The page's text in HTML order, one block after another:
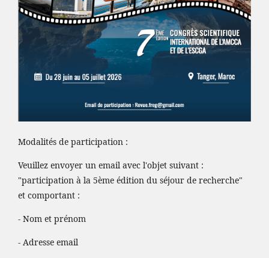
Modalités de participation :
Veuillez envoyer un email avec l'objet suivant :
"participation à la 5ème édition du séjour de recherche"
et comportant :
- Nom et prénom
- Adresse email